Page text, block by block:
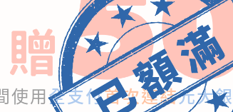
使用全支付首次連結元大